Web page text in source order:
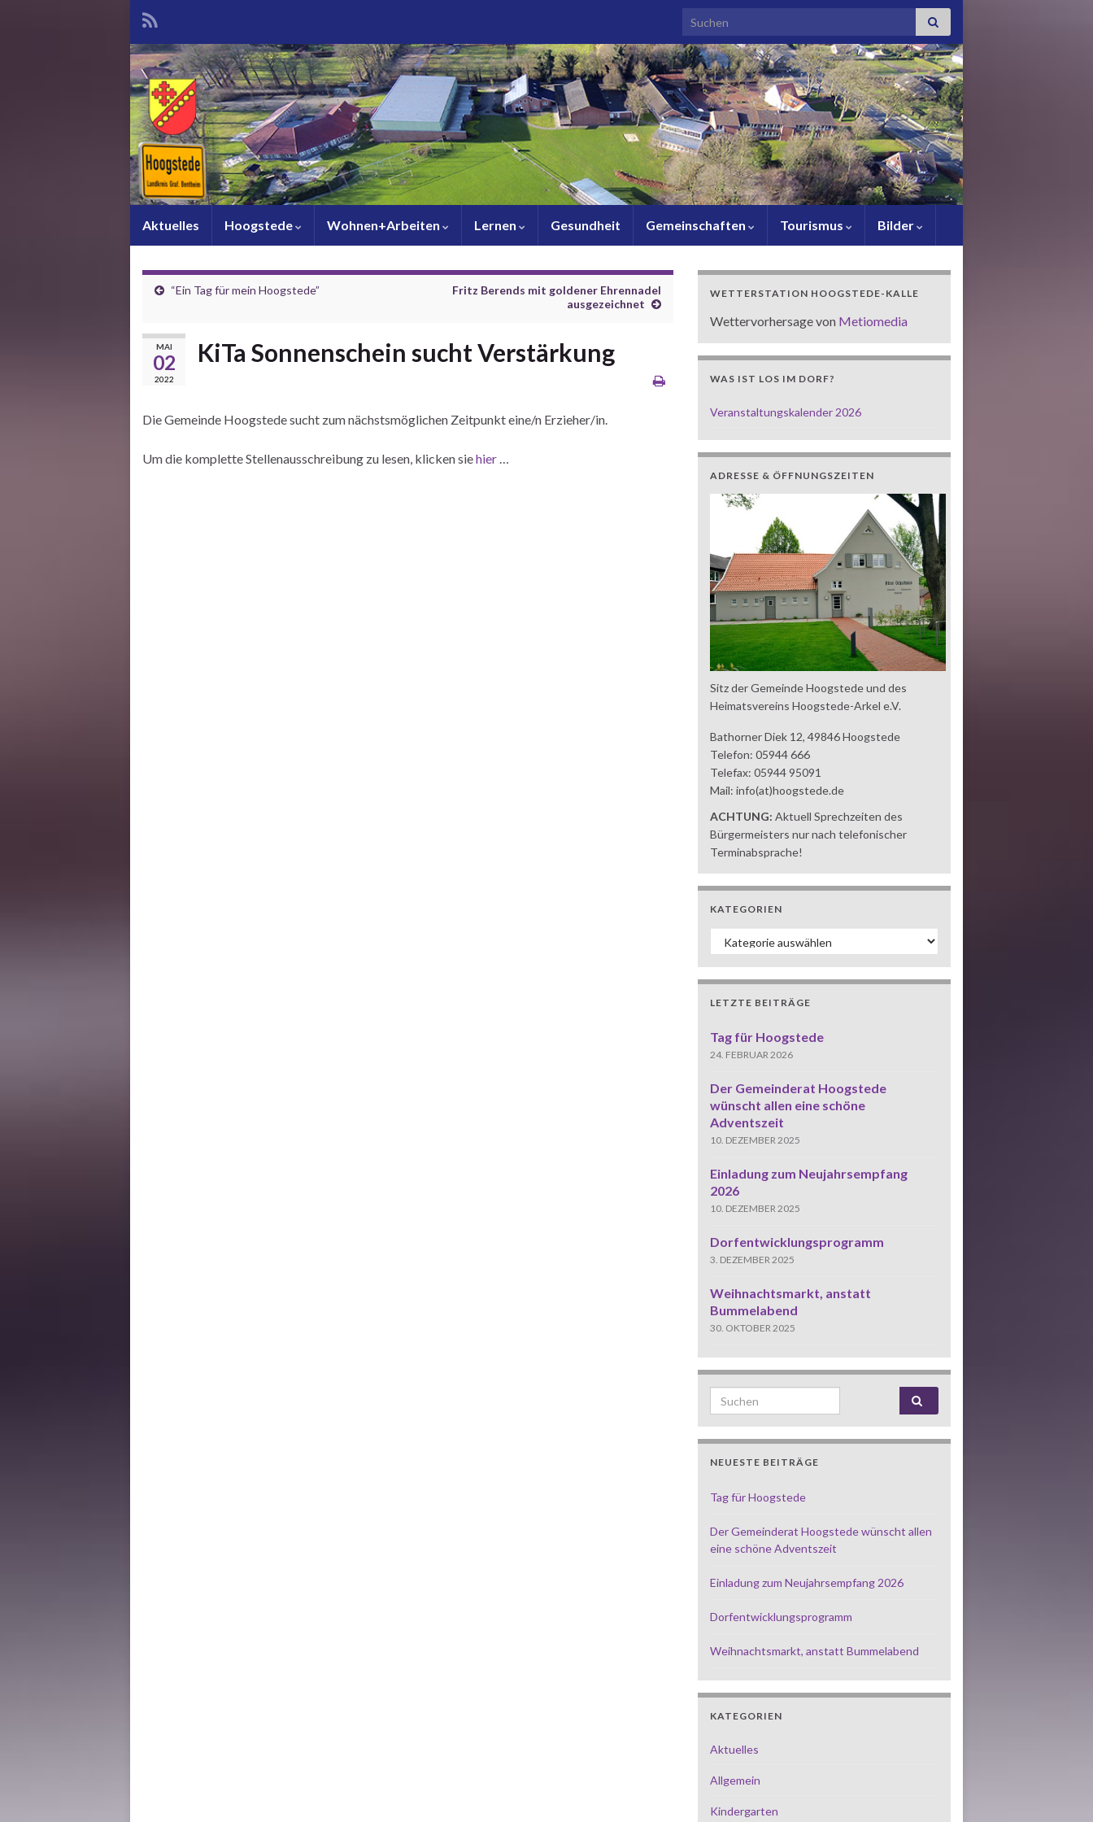
Search for:
Aktuelles Hoogstede Wohnen+Arbeiten Lernen Gesundheit Gemeinschaften Tourismus Bilder
“Ein Tag für mein Hoogstede”
Fritz Berends mit goldener Ehrennadel
ausgezeichnet
MAI
02
2022
KiTa Sonnenschein sucht Verstärkung
Die Gemeinde Hoogstede sucht zum nächstsmöglichen Zeitpunkt eine/n Erzieher/in.
Um die komplette Stellenausschreibung zu lesen, klicken siehier …
WETTERSTATION HOOGSTEDE-KALLE
Wettervorhersage von Metiomedia
WAS IST LOS IM DORF?
Veranstaltungskalender 2026
ADRESSE & ÖFFNUNGSZEITEN
Sitz der Gemeinde Hoogstede und des
Heimatsvereins Hoogstede-Arkel e.V.
Bathorner Diek 12, 49846 Hoogstede
Telefon: 05944 666
Telefax: 05944 95091
Mail: info(at)hoogstede.de
ACHTUNG: Aktuell Sprechzeiten des
Bürgermeisters nur nach telefonischer
Terminabsprache!
KATEGORIEN
Kategorien
LETZTE BEITRÄGE
Tag für Hoogstede
24. FEBRUAR 2026
Der Gemeinderat Hoogstede
wünscht allen eine schöne
Adventszeit
10. DEZEMBER 2025
Einladung zum Neujahrsempfang
2026
10. DEZEMBER 2025
Dorfentwicklungsprogramm
3. DEZEMBER 2025
Weihnachtsmarkt, anstatt
Bummelabend
30. OKTOBER 2025
Search for:
NEUESTE BEITRÄGE
Tag für Hoogstede
Der Gemeinderat Hoogstede wünscht allen
eine schöne Adventszeit
Einladung zum Neujahrsempfang 2026
Dorfentwicklungsprogramm
Weihnachtsmarkt, anstatt Bummelabend
KATEGORIEN
Aktuelles
Allgemein
Kindergarten